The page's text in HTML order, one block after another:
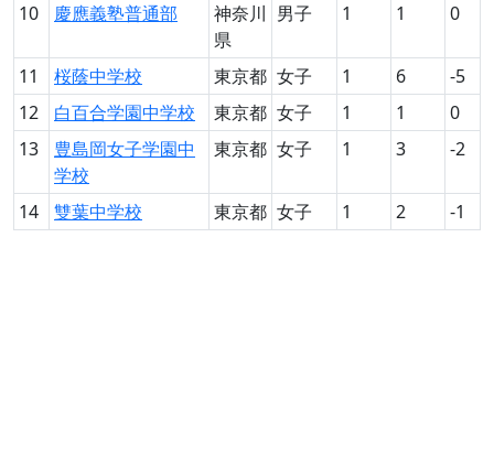
10
慶應義塾普通部
神奈川
県
男子 1 1 0
11 桜蔭中学校 東京都 女子 1 6
-5
12
白百合学園中学校 東京都 女子 1 1
0
13
豊島岡女子学園中
学校
東京都 女子 1 3 -2
14 雙葉中学校 東京都 女子 1 2 -1